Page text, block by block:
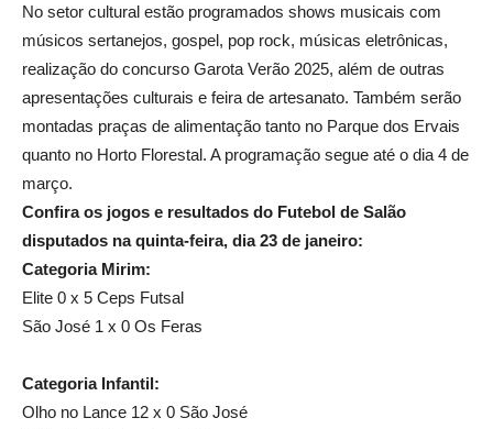
No setor cultural estão programados shows musicais com
músicos sertanejos, gospel, pop rock, músicas eletrônicas,
realização do concurso Garota Verão 2025, além de outras
apresentações culturais e feira de artesanato. Também serão
montadas praças de alimentação tanto no Parque dos Ervais
quanto no Horto Florestal. A programação segue até o dia 4 de
março.
Confira os jogos e resultados do Futebol de Salão
disputados na quinta-feira, dia 23 de janeiro:
Categoria Mirim:
Elite 0 x 5 Ceps Futsal
São José 1 x 0 Os Feras
Categoria Infantil:
Olho no Lance 12 x 0 São José